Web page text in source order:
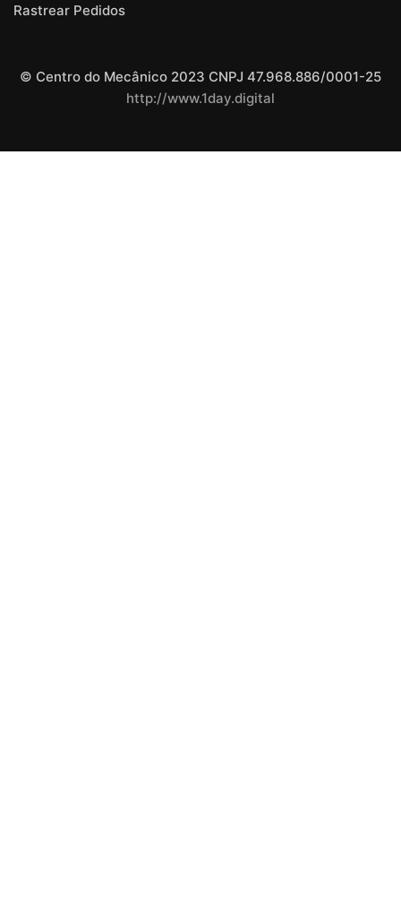
Rastrear Pedidos
© Centro do Mecânico 2023 CNPJ 47.968.886/0001-25
http://www.1day.digital